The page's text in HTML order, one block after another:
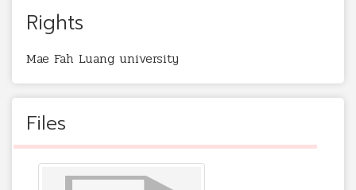
Rights
Mae Fah Luang university
Files